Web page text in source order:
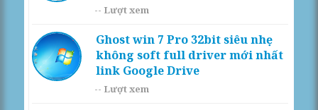
-- Lượt xem
Ghost win 7 Pro 32bit siêu nhẹ
không soft full driver mới nhất
link Google Drive
-- Lượt xem